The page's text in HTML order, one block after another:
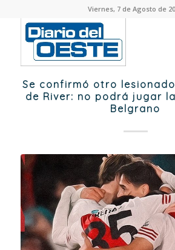
Viernes, 7 de Agosto de
Se confirmó otro
de River: no podrá jugar
Belgrano